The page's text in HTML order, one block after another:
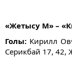
«Жетысу М» –
Голы: Кирилл
Серикбай 17, 42,